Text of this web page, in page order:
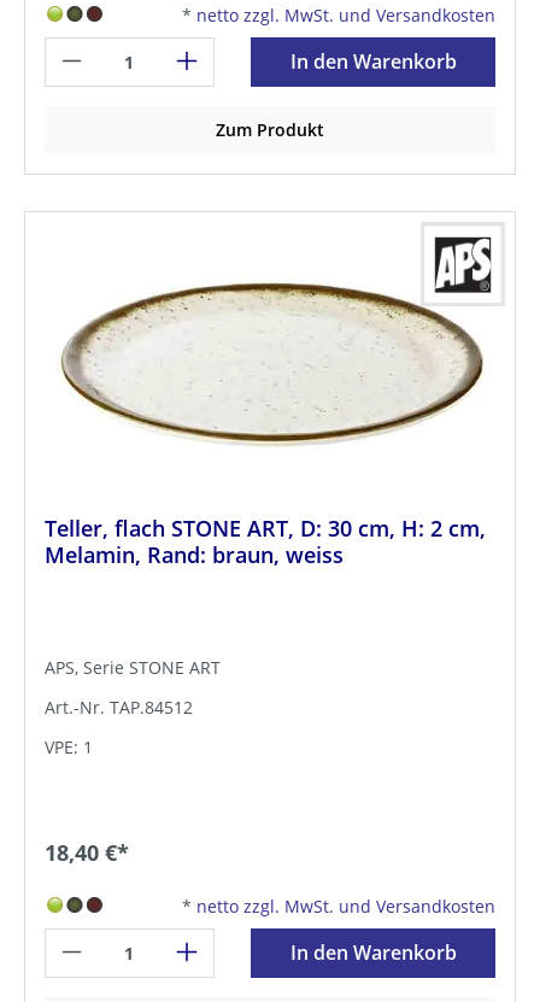
* netto zzgl. MwSt. und Versandkosten
In den Warenkorb
Zum Produkt
Teller, flach STONE ART, D: 30 cm, H: 2 cm,
Melamin, Rand: braun, weiss
APS, Serie STONE ART
Art.-Nr. TAP.84512
VPE: 1
18,40 €*
* netto zzgl. MwSt. und Versandkosten
In den Warenkorb